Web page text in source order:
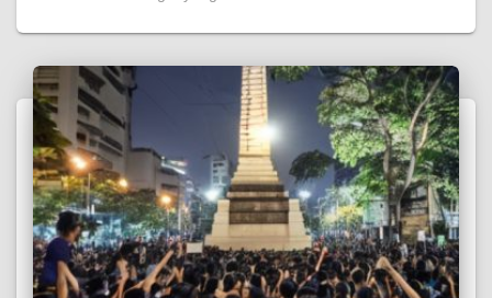
https://reference.halotekno.id/
https://foundation.ekomikocandles.com/
https://costumers.kriarvikoncepts.com/
https://kesatuan.pafikecciagel.org/
https://kesatuan.pafikecciagel.org/